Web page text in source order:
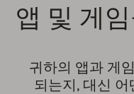
앱 및 게
귀하의 앱과 게
되는지, 대신